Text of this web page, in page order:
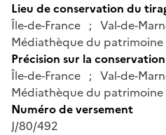
Lieu de conservation du
Île-de-France ; Val-de-
Médiathèque du
Précision sur la
Île-de-France ; Val-de-
Médiathèque du
Numéro de versement
J/80/492